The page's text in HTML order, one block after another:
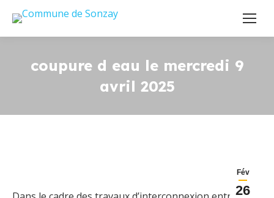
coupure d eau le mercredi 9
avril 2025
Fév
26